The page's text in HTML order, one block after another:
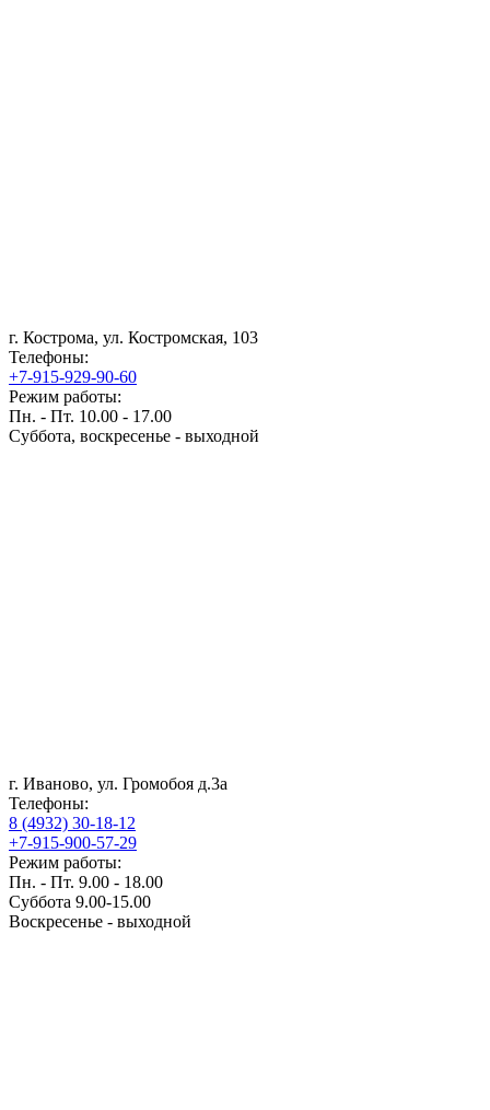
г. Кострома, ул. Костромская, 103
Телефоны:
+7-915-929-90-60
Режим работы:
Пн. - Пт. 10.00 - 17.00
Суббота, воскресенье - выходной
г. Иваново, ул. Громобоя д.3а
Телефоны:
8 (4932) 30-18-12
+7-915-900-57-29
Режим работы:
Пн. - Пт. 9.00 - 18.00
Суббота 9.00-15.00
Воскресенье - выходной